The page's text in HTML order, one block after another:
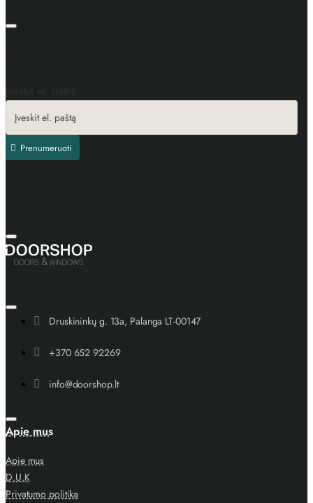
Įveskit el. paštą
Prenumeruoti
Druskininkų g. 13a, Palanga LT-00147
+370 652 92269
info@doorshop.lt
Apie mus
Apie mus
D.U.K
Privatumo politika